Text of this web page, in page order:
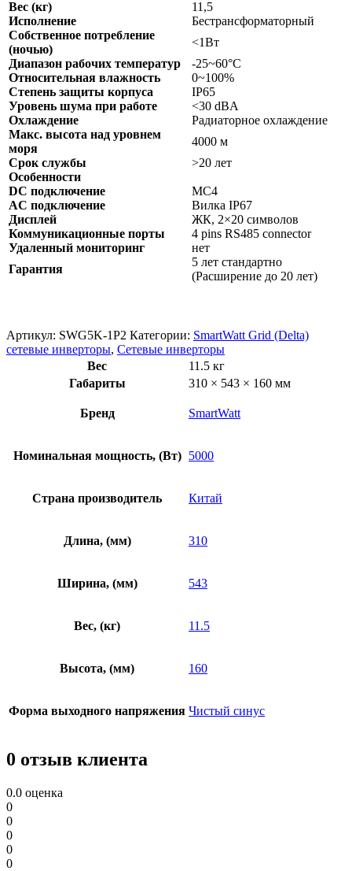
Вес (кг)
11,5
Исполнение
Бестрансформаторный
Собственное потребление
(ночью)
<1Вт
Диапазон рабочих температур
-25~60°C
Относительная влажность
0~100%
Степень защиты корпуса
IP65
Уровень шума при работе
<30 dBA
Охлаждение
Радиаторное охлаждение
Макс. высота над уровнем
моря
4000 м
Срок службы
>20 лет
Особенности
DC подключение
MC4
AC подключение
Вилка IP67
Дисплей
ЖК, 2×20 символов
Коммуникационные порты
4 pins RS485 connector
Удаленный мониторинг
нет
Гарантия
5 лет стандартно
(Расширение до 20 лет)
Артикул: SWG5K-1P2 Категории: SmartWatt Grid (Delta)
сетевые инверторы, Сетевые инверторы
Вес
11.5 кг
Габариты
310 × 543 × 160 мм
Бренд SmartWatt
Номинальная мощность, (Вт) 5000
Страна производитель Китай
Длина, (мм) 310
Ширина, (мм) 543
Вес, (кг) 11.5
Высота, (мм) 160
Форма выходного напряжения Чистый синус
0 отзыв клиента
0.0 оценка
0
0
0
0
0